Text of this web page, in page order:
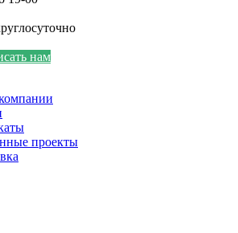
нам
проекты